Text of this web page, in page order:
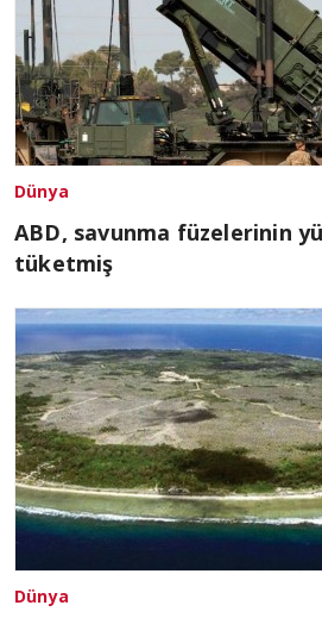
Dünya
ABD, savunma füzelerinin
tüketmiş
Dünya